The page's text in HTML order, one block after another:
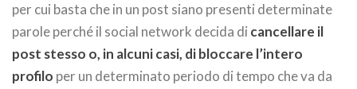
per cui basta che in un post siano presenti determinate
parole perché il social network decida di cancellare il
post stesso o, in alcuni casi, di bloccare l’intero
profilo per un determinato periodo di tempo che va da